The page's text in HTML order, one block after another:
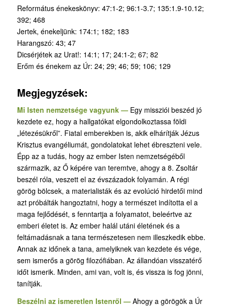
Református énekeskönyv: 47:1-2; 96:1-3.7; 135:1.9-10.12;
392; 468
Jertek, énekeljünk: 174:1; 182; 183
Harangszó: 43; 47
Dicsérjétek az Urat!: 14:1; 17; 24:1-2; 67; 82
Erőm és énekem az Úr: 24; 29; 46; 59; 106; 129
Megjegyzések:
Mi Isten nemzetsége vagyunk — Egy missziói beszéd jó
kezdete ez, hogy a hallgatókat elgondolkoztassa földi
„létezésükről”. Fiatal emberekben is, akik elhárítják Jézus
Krisztus evangéliumát, gondolatokat lehet ébreszteni vele.
Épp az a tudás, hogy az ember Isten nemzetségéből
származik, az Ő képére van teremtve, ahogy a 8. Zsoltár
beszél róla, veszett el az évszázadok folyamán. A régi
görög bölcsek, a materialisták és az evolúció hirdetői mind
azt próbálták hangoztatni, hogy a természet indította el a
maga fejlődését, s fenntartja a folyamatot, beleértve az
emberi életet is. Az ember halál utáni életének és a
feltámadásnak a tana természetesen nem illeszkedik ebbe.
Annak az időnek a tana, amelyiknek van kezdete és vége,
sem ismerős a görög filozófiában. Az állandóan visszatérő
időt ismerik. Minden, ami van, volt is, és vissza is fog jönni,
tanítják.
Beszélni az ismeretlen Istenről — Ahogy a görögök a Úr